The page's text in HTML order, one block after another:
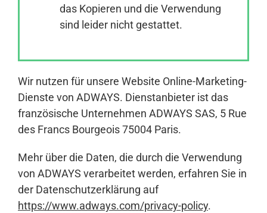
Anmelden
das Kopieren und die Verwendung
sind leider nicht gestattet.
Wir nutzen für unsere Website Online-Marketing-
Dienste von ADWAYS. Dienstanbieter ist das
französische Unternehmen ADWAYS SAS, 5 Rue
des Francs Bourgeois 75004 Paris.
Mehr über die Daten, die durch die Verwendung
von ADWAYS verarbeitet werden, erfahren Sie in
der Datenschutzerklärung auf
https://www.adways.com/privacy-policy.